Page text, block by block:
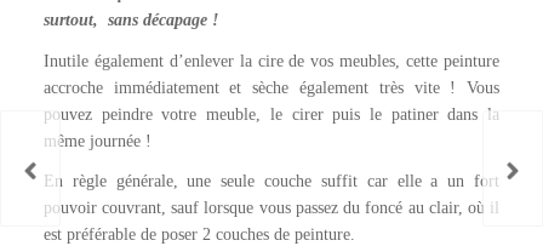
surtout, sans décapage !
Inutile également d’enlever la cire de vos meubles, cette peinture
accroche immédiatement et sèche également très vite ! Vous
pouvez peindre votre meuble, le cirer puis le patiner dans la
même journée !
En règle générale, une seule couche suffit car elle a un fort
pouvoir couvrant, sauf lorsque vous passez du foncé au clair, où il
est préférable de poser 2 couches de peinture.